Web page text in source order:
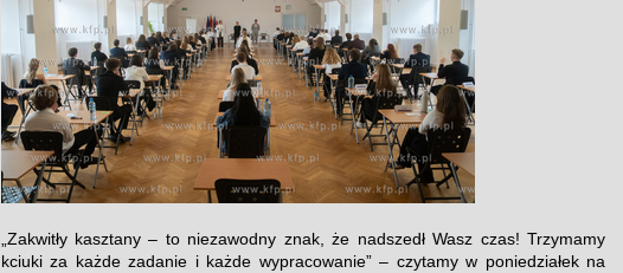
„Zakwitły kasztany – to niezawodny znak, że nadszedł Wasz czas! Trzymamy
kciuki za każde zadanie i każde wypracowanie” – czytamy w poniedziałek na